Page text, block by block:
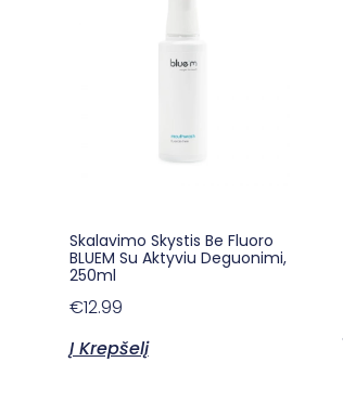
Skalavimo Skystis Be Fluoro
BLUEM Su Aktyviu Deguonimi,
250ml
€12.99
Į Krepšelį